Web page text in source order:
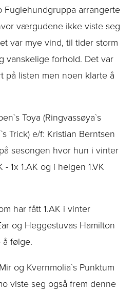
Fuglehundgruppa arrangerte
værgudene ikke viste seg
var mye vind, til tider storm
vanskelige forhold. Det var
på listen men noen klarte å
Toya (Ringvassøya`s
Trick) e/f: Kristian Berntsen
sesongen hvor hun i vinter
- 1x 1.AK og i helgen 1.VK
har fått 1.AK i vinter
og Heggestuvas Hamilton
følge.
og Kvernmolia`s Punktum
viste seg også frem denne